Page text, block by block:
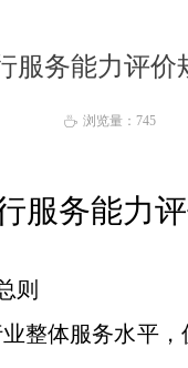
服务能力评价
服务能力
则
整体服务水平，
ꄘ 浏览量： 745